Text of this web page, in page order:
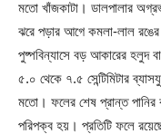
মতো খাঁজকাটা। ডালপালার
ঝরে পড়ার আগে কমলা-লাল রঙের
পুষ্পবিন্যাসে বড় আকারের হলুদ
৫.০ থেকে ৭.৫ সেন্টিমিটার
মতো। ফলের শেষ প্রান্ত
পরিপক্ব হয়। প্রতিটি ফলে